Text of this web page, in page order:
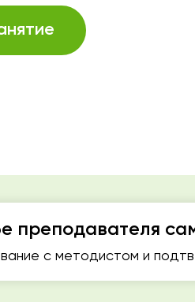
преподавателя
с методистом и